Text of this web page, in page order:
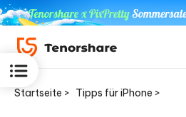
Startseite > Tipps für iPhone >